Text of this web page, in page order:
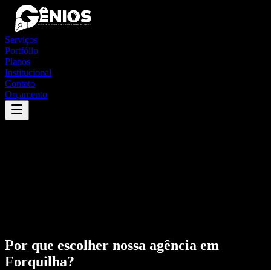
Serviços
Portfólio
Planos
Institucional
Contato
Orçamento
Por que escolher nossa agência em
Forquilha?